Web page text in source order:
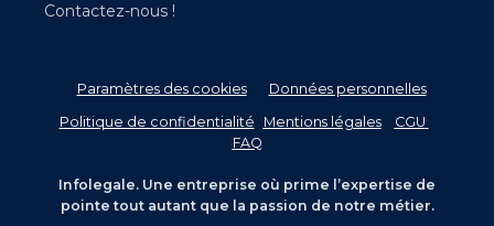
Contactez-nous !
Paramètres des cookies Données personnelles
Politique de confidentialité
Mentions légales CGU
FAQ
Infolegale. Une entreprise où prime l’expertise de
pointe tout autant que la passion de notre métier.